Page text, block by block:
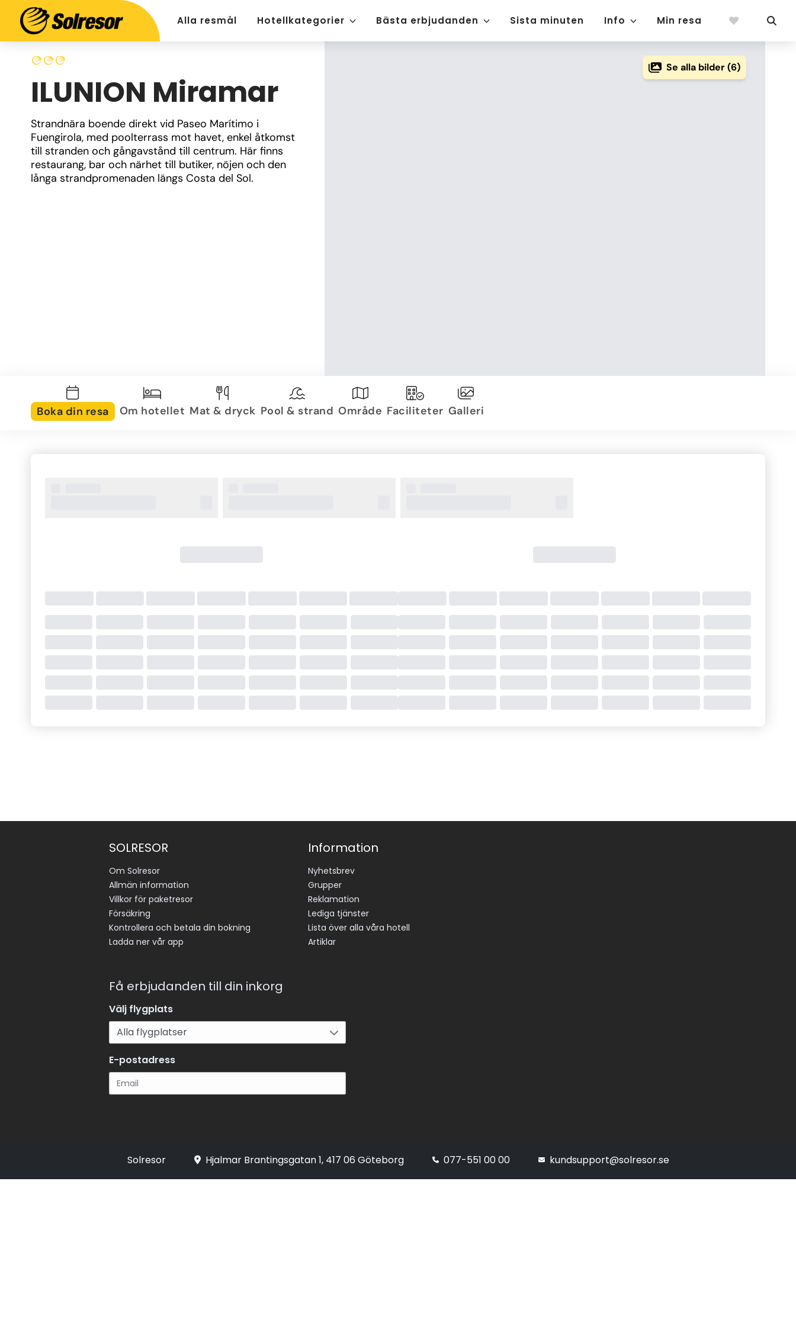
Alla resmål Hotellkategorier Bästa erbjudanden Sista minuten Info Min resa
ILUNION Miramar
Strandnära boende direkt vid Paseo Marítimo i
Fuengirola, med poolterrass mot havet, enkel åtkomst
till stranden och gångavstånd till centrum. Här finns
restaurang, bar och närhet till butiker, nöjen och den
långa strandpromenaden längs Costa del Sol.
Se alla bilder (6)
Boka din resa Om hotellet Mat & dryck Pool & strand Område Faciliteter Galleri
SOLRESOR
Om Solresor
Allmän information
Villkor för paketresor
Försäkring
Kontrollera och betala din bokning
Ladda ner vår app
Information
Nyhetsbrev
Grupper
Reklamation
Lediga tjänster
Lista över alla våra hotell
Artiklar
Få erbjudanden till din inkorg
Välj flygplats
E-postadress
Solresor Hjalmar Brantingsgatan 1, 417 06 Göteborg 077-551 00 00 kundsupport@solresor.se